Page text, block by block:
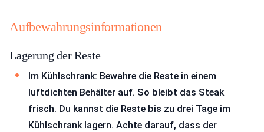
Aufbewahrungsinformationen
Lagerung der Reste
Im Kühlschrank: Bewahre die Reste in einem
luftdichten Behälter auf. So bleibt das Steak
frisch. Du kannst die Reste bis zu drei Tage im
Kühlschrank lagern. Achte darauf, dass der